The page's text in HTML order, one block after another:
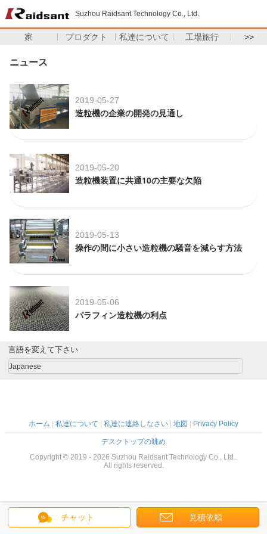
Suzhou Raidsant Technology Co., Ltd.
家 プロダクト 私達について 工場旅行 >>
ニュース
2019-05-27
造粒機の企業の開発の見通し
2019-05-20
造粒機装置に共通10の主要な欠陥
2019-05-13
操作の間に小さい造粒機の騒音を減らす方法
2019-05-06
パラフィン造粒機の利点
チャット 見積依頼
言語を変えて下さい
Japanese
ホーム 私達について 私達に連絡しなさい 地図 Privacy Policy
デスクトップの眺め
Copyright © 2019 - 2026 Suzhou Raidsant Technology Co., Ltd..
All rights reserved.